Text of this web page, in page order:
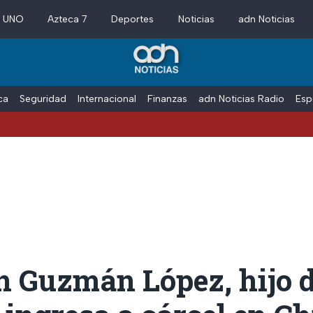
Azteca 7 Deportes Noticias adn Noticias
Seguridad Internacional Finanzas adn Noticias Radio
Guzmán López, hijo